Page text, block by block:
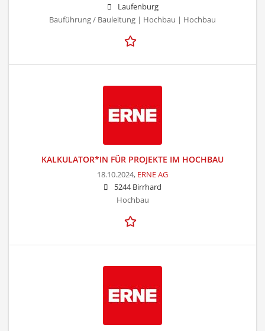
Laufenburg
Bauführung / Bauleitung | Hochbau | Hochbau
KALKULATOR*IN FÜR PROJEKTE IM HOCHBAU
18.10.2024, ERNE AG
5244 Birrhard
Hochbau